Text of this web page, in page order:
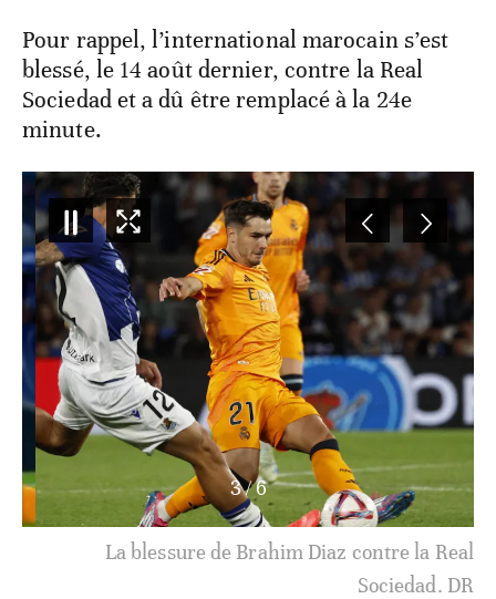
Pour rappel, l’international marocain s’est
blessé, le 14 août dernier, contre la Real
Sociedad et a dû être remplacé à la 24e
minute.
3/6
La blessure de Brahim Diaz contre la Real
Sociedad. DR